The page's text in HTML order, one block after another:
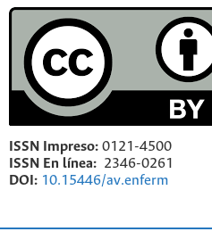
ISSN Impreso: 0121-4500
ISSN En línea: 2346-0261
DOI: 10.15446/av.enferm